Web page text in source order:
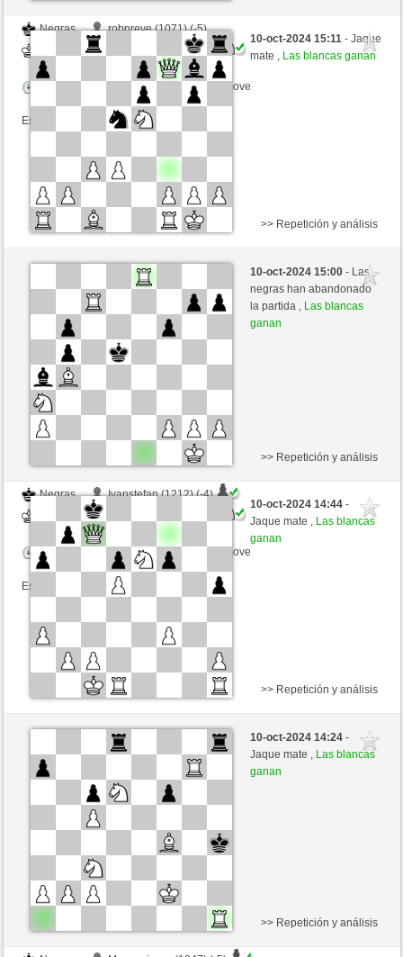
Negras
robpreve (1071) (-5)
westhorse (1538) (+2)
Tiempo: 20 minutes/side + 8 seconds/move
Esta partida es por puntos
10-oct-2024 15:11- Jaque
mate , Las blancas ganan
Negras
Anonymous (1208) (-4)
westhorse (1534) (+4)
Tiempo: 20 minutes/side + 8 seconds/move
Esta partida es por puntos
>> Repetición y análisis
10-oct-2024 15:00- Las
negras han abandonado
la partida , Las blancas
ganan
Negras
Ivanstefan (1212) (-4)
Tiempo: 20 minutes/side + 8 seconds/move
Esta partida es por puntos
>> Repetición y análisis
10-oct-2024 14:44-
Jaque mate , Las blancas
ganan
Negras
Atteone (881) (-1)
westhorse (1529) (+1)
Tiempo: 20 minutes/side + 8 seconds/move
Esta partida es por puntos
>> Repetición y análisis
10-oct-2024 14:24-
Jaque mate , Las blancas
ganan
>> Repetición y análisis